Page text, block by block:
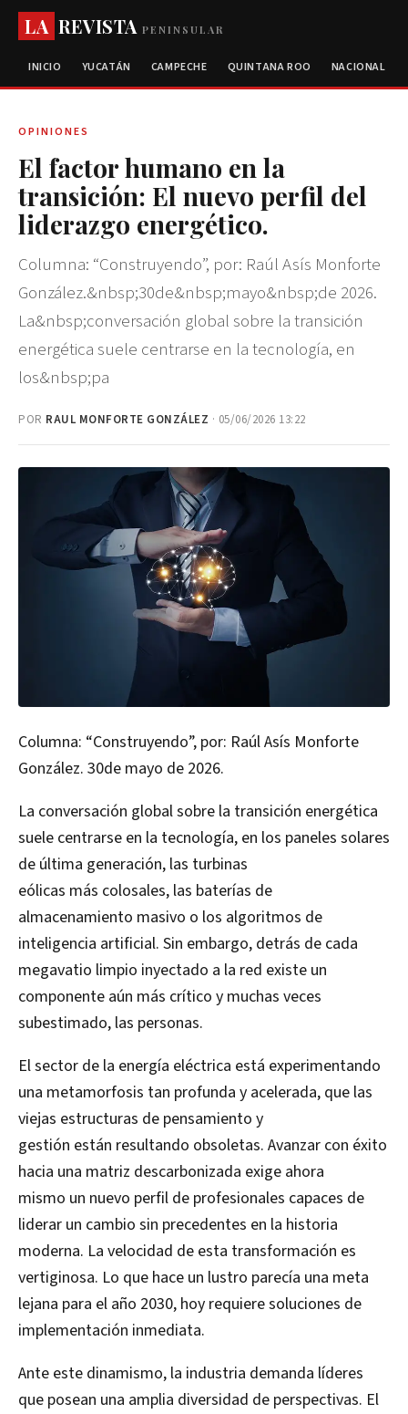
LA REVISTAPENINSULAR
INICIO YUCATÁN CAMPECHE QUINTANA ROO NACIONAL
OPINIONES
El factor humano en la
transición: El nuevo perfil del
liderazgo energético.
Columna: “Construyendo”, por: Raúl Asís Monforte
González.&nbsp;30de&nbsp;mayo&nbsp;de 2026.
La&nbsp;conversación global sobre la transición
energética suele centrarse en la tecnología, en
los&nbsp;pa
POR RAUL MONFORTE GONZÁLEZ · 05/06/2026 13:22
Columna: “Construyendo”, por: Raúl Asís Monforte
González. 30de mayo de 2026.
La conversación global sobre la transición energética
suele centrarse en la tecnología, en los paneles solares
de última generación, las turbinas
eólicas más colosales, las baterías de
almacenamiento masivo o los algoritmos de
inteligencia artificial. Sin embargo, detrás de cada
megavatio limpio inyectado a la red existe un
componente aún más crítico y muchas veces
subestimado, las personas.
El sector de la energía eléctrica está experimentando
una metamorfosis tan profunda y acelerada, que las
viejas estructuras de pensamiento y
gestión están resultando obsoletas. Avanzar con éxito
hacia una matriz descarbonizada exige ahora
mismo un nuevo perfil de profesionales capaces de
liderar un cambio sin precedentes en la historia
moderna. La velocidad de esta transformación es
vertiginosa. Lo que hace un lustro parecía una meta
lejana para el año 2030, hoy requiere soluciones de
implementación inmediata.
Ante este dinamismo, la industria demanda líderes
que posean una amplia diversidad de perspectivas. El